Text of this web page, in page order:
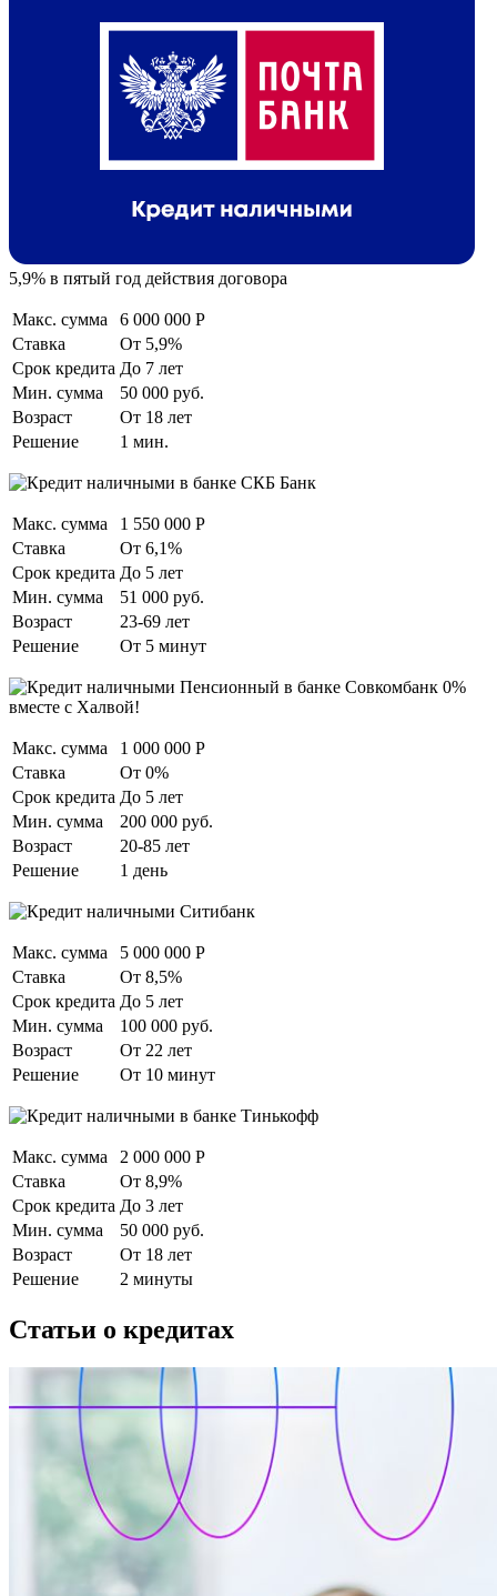
5,9% в пятый год действия договора
Макс. сумма
6 000 000 Р
Ставка
От 5,9%
Срок кредита До 7 лет
Мин. сумма
50 000 руб.
Возраст
От 18 лет
Решение
1 мин.
Макс. сумма
1 550 000 Р
Ставка
От 6,1%
Срок кредита До 5 лет
Мин. сумма
51 000 руб.
Возраст
23-69 лет
Решение
От 5 минут
0%
вместе с Халвой!
Макс. сумма
1 000 000 Р
Ставка
От 0%
Срок кредита До 5 лет
Мин. сумма
200 000 руб.
Возраст
20-85 лет
Решение
1 день
Макс. сумма
5 000 000 Р
Ставка
От 8,5%
Срок кредита До 5 лет
Мин. сумма
100 000 руб.
Возраст
От 22 лет
Решение
От 10 минут
Макс. сумма
2 000 000 Р
Ставка
От 8,9%
Срок кредита До 3 лет
Мин. сумма
50 000 руб.
Возраст
От 18 лет
Решение
2 минуты
Статьи о кредитах